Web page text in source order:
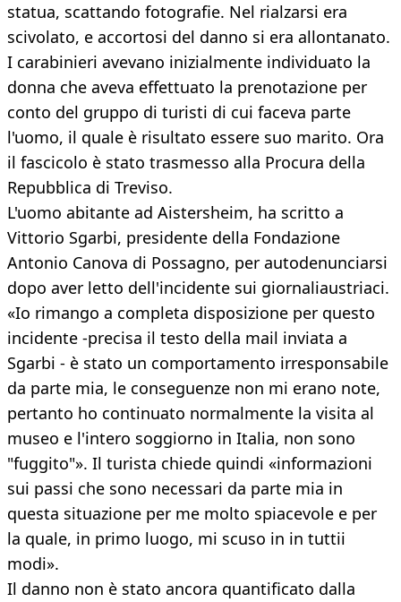
statua, scattando fotografie. Nel rialzarsi era
scivolato, e accortosi del danno si era allontanato.
I carabinieri avevano inizialmente individuato la
donna che aveva effettuato la prenotazione per
conto del gruppo di turisti di cui faceva parte
l'uomo, il quale è risultato essere suo marito. Ora
il fascicolo è stato trasmesso alla Procura della
Repubblica di Treviso.
L'uomo abitante ad Aistersheim, ha scritto a
Vittorio Sgarbi, presidente della Fondazione
Antonio Canova di Possagno, per autodenunciarsi
dopo aver letto dell'incidente sui giornaliaustriaci.
«Io rimango a completa disposizione per questo
incidente -precisa il testo della mail inviata a
Sgarbi - è stato un comportamento irresponsabile
da parte mia, le conseguenze non mi erano note,
pertanto ho continuato normalmente la visita al
museo e l'intero soggiorno in Italia, non sono
"fuggito"». Il turista chiede quindi «informazioni
sui passi che sono necessari da parte mia in
questa situazione per me molto spiacevole e per
la quale, in primo luogo, mi scuso in in tuttii
modi».
Il danno non è stato ancora quantificato dalla